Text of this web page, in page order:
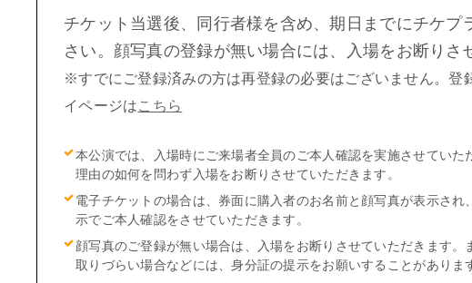
チケット当選後、同行者様を含め、期日までにチケ
さい。 顔写真の登録が無い場合には、入場をお断りさ
※すでにご登録済みの方は再登録の必要はございません。登
イページはこちら
本公演では、入場時にご来場者全員のご本人確認を実施させていた
理由の如何を問わず入場をお断りさせていただきます。
電子チケットの場合は、券面に購入者のお名前と顔写真が表示さ
示でご本人確認をさせていただきます。
顔写真のご登録が無い場合は、入場をお断りさせていただきます
取りづらい場合などには、身分証の提示をお願いすることがありま